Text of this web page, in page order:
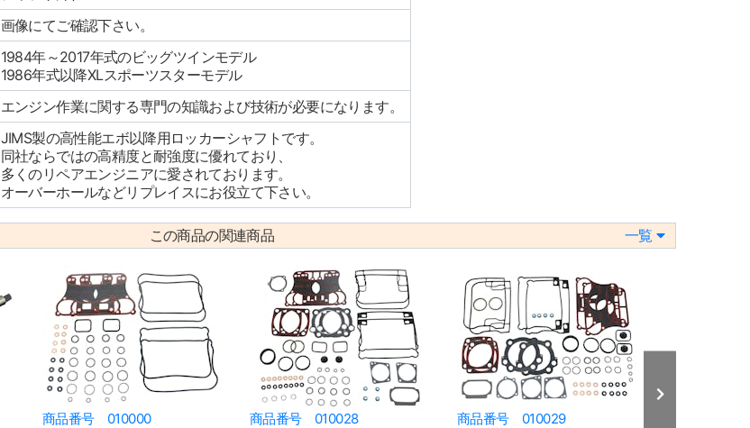
画像にてご確認下さい。
1984年～2017年式のビッグツインモデル
1986年式以降XLスポーツスターモデル
エンジン作業に関する専門の知識および技術が必要になります。
JIMS製の高性能エボ以降用ロッカーシャフトです。
同社ならではの高精度と耐強度に優れており、
多くのリペアエンジニアに愛されております。
オーバーホールなどリプレイスにお役立て下さい。
この商品の関連商品 一覧
商品番号 010000 商品番号 010028 商品番号 010029